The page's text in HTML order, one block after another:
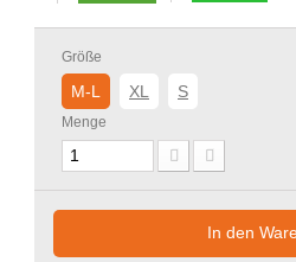
Größe
M-L XL S
Menge
In den